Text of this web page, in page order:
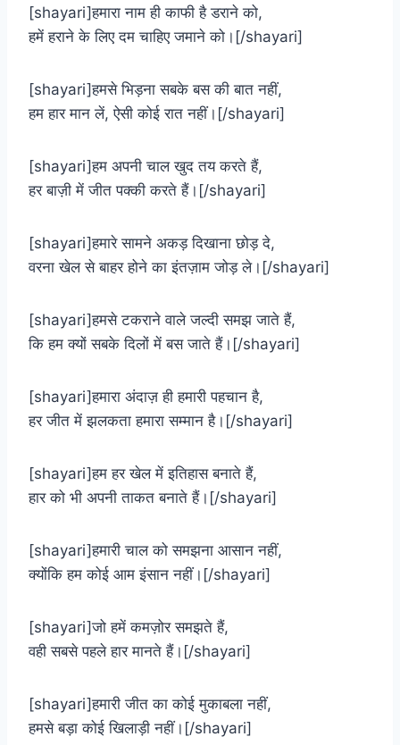
[shayari]हमारा नाम ही काफी है डराने को,
हमें हराने के लिए दम चाहिए जमाने को।[/shayari]
[shayari]हमसे भिड़ना सबके बस की बात नहीं,
हम हार मान लें, ऐसी कोई रात नहीं।[/shayari]
[shayari]हम अपनी चाल खुद तय करते हैं,
हर बाज़ी में जीत पक्की करते हैं।[/shayari]
[shayari]हमारे सामने अकड़ दिखाना छोड़ दे,
वरना खेल से बाहर होने का इंतज़ाम जोड़ ले।[/shayari]
[shayari]हमसे टकराने वाले जल्दी समझ जाते हैं,
कि हम क्यों सबके दिलों में बस जाते हैं।[/shayari]
[shayari]हमारा अंदाज़ ही हमारी पहचान है,
हर जीत में झलकता हमारा सम्मान है।[/shayari]
[shayari]हम हर खेल में इतिहास बनाते हैं,
हार को भी अपनी ताकत बनाते हैं।[/shayari]
[shayari]हमारी चाल को समझना आसान नहीं,
क्योंकि हम कोई आम इंसान नहीं।[/shayari]
[shayari]जो हमें कमज़ोर समझते हैं,
वही सबसे पहले हार मानते हैं।[/shayari]
[shayari]हमारी जीत का कोई मुकाबला नहीं,
हमसे बड़ा कोई खिलाड़ी नहीं।[/shayari]